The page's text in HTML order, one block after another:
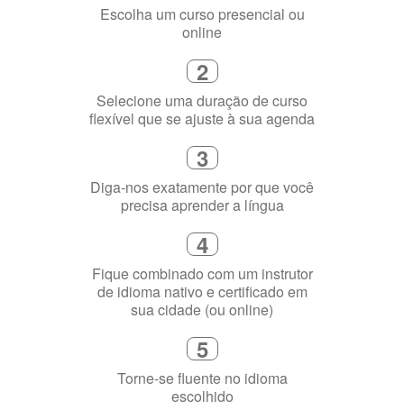
2
Selecione uma duração de curso
flexível que se ajuste à sua agenda
3
Diga-nos exatamente por que você
precisa aprender a língua
4
Fique combinado com um instrutor
de idioma nativo e certificado em
sua cidade (ou online)
5
Torne-se fluente no idioma
escolhido